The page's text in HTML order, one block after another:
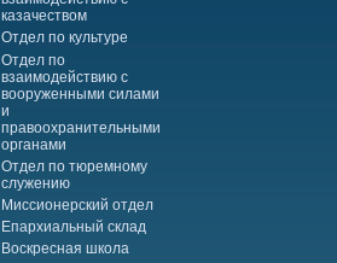
казачеством
Отдел по культуре
Отдел по
взаимодействию с
вооруженными силами
и
правоохранительными
органами
Отдел по тюремному
служению
Миссионерский отдел
Епархиальный склад
Воскресная школа